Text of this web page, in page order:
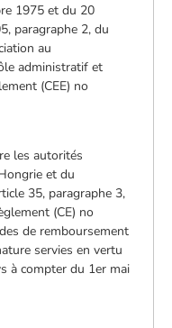
1975 et du 20
paragraphe 2, du
au
administratif et
(CEE) no
les autorités
et du
35, paragraphe 3,
(CE) no
de remboursement
servies en vertu
à compter du 1er mai